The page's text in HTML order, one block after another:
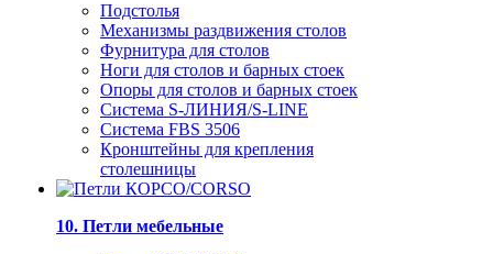
Подстолья
Механизмы раздвижения столов
Фурнитура для столов
Ноги для столов и барных стоек
Опоры для столов и барных стоек
Система S-ЛИНИЯ/S-LINE
Система FBS 3506
Кронштейны для крепления
столешницы
10. Петли мебельные